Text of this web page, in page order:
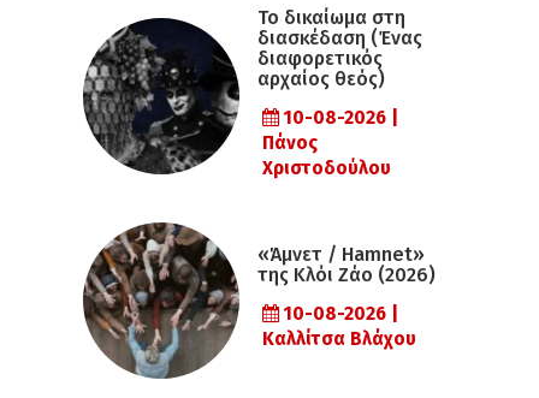
Το δικαίωμα στη
διασκέδαση (Ένας
διαφορετικός
αρχαίος θεός)
10-08-2026 |
Πάνος
Χριστοδούλου
«Άμνετ / Hamnet»
της Κλόι Ζάο (2026)
10-08-2026 |
Καλλίτσα Βλάχου